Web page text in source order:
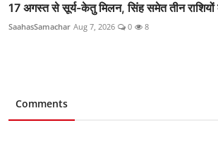
17 अगस्त से सूर्य-केतु मिलन, सिंह समेत तीन
SaahasSamachar Aug 7, 2026 0 8
Comments